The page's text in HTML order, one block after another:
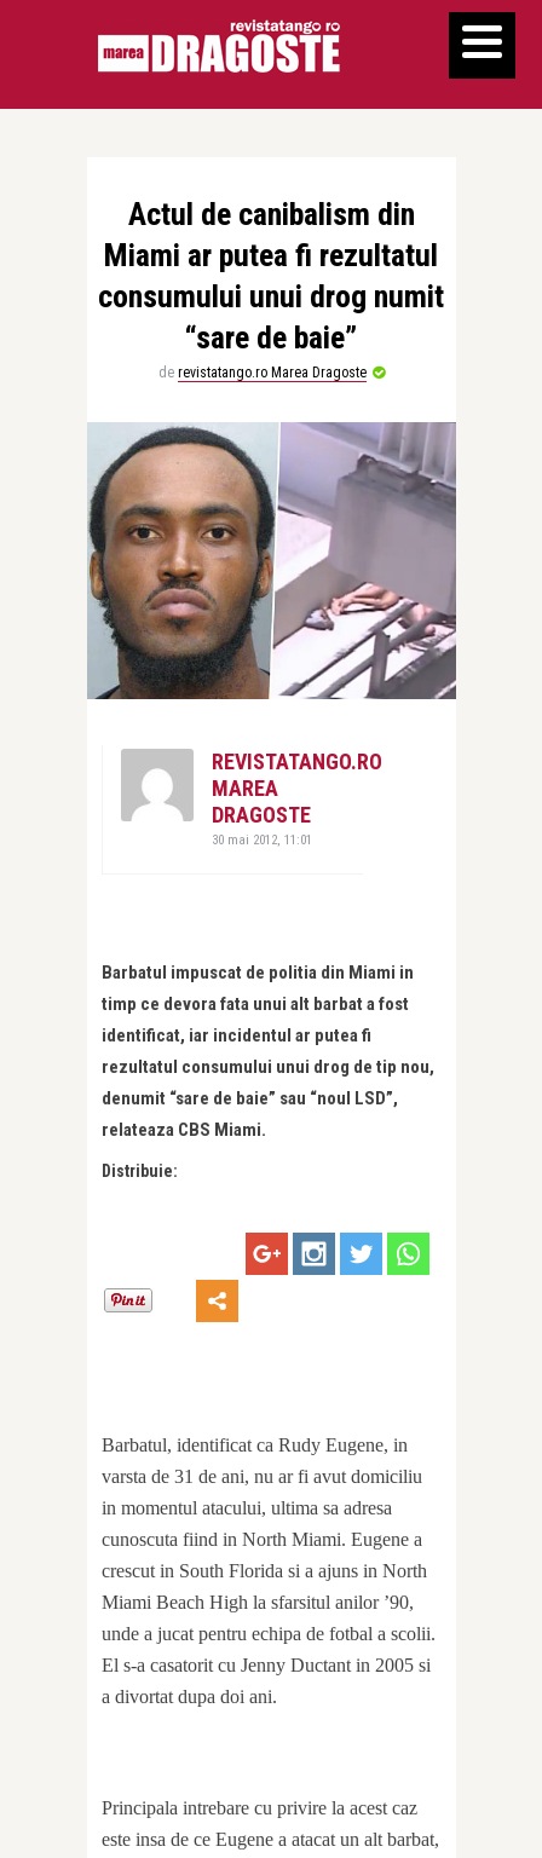
Actul de canibalism din
Miami ar putea fi rezultatul
consumului unui drog numit
“sare de baie”
de revistatango.ro Marea Dragoste
REVISTATANGO.RO
MAREA
DRAGOSTE
30 mai 2012, 11:01
Barbatul impuscat de politia din Miami in
timp ce devora fata unui alt barbat a fost
identificat, iar incidentul ar putea fi
rezultatul consumului unui drog de tip nou,
denumit “sare de baie” sau “noul LSD”,
relateaza CBS Miami.
Distribuie:
Barbatul, identificat ca Rudy Eugene, in
varsta de 31 de ani, nu ar fi avut domiciliu
in momentul atacului, ultima sa adresa
cunoscuta fiind in North Miami. Eugene a
crescut in South Florida si a ajuns in North
Miami Beach High la sfarsitul anilor ’90,
unde a jucat pentru echipa de fotbal a scolii.
El s-a casatorit cu Jenny Ductant in 2005 si
a divortat dupa doi ani.
Principala intrebare cu privire la acest caz
este insa de ce Eugene a atacat un alt barbat,